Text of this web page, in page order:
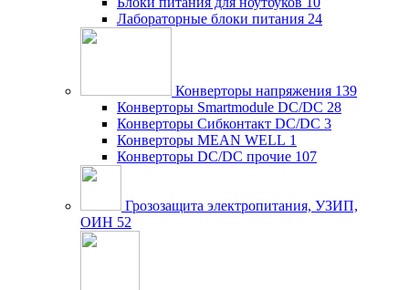
Лабораторные блоки питания 24
Конверторы напряжения 139
Конверторы Smartmodule DC/DC 28
Конверторы Сибконтакт DC/DC 3
Конверторы MEAN WELL 1
Конверторы DC/DC прочие 107
Грозозащита электропитания, УЗИП,
ОИН 52